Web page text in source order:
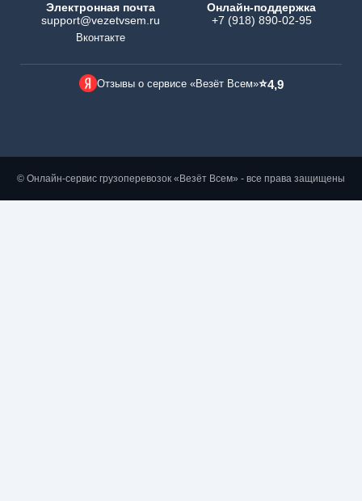
Электронная почта
support@vezetvsem.ru
Вконтакте
Онлайн-поддержка
+7 (918) 890-02-95
Отзывы о сервисе «Везёт Всем»⭐4,9
© Онлайн-сервис грузоперевозок «Везёт Всем» - все права защищены